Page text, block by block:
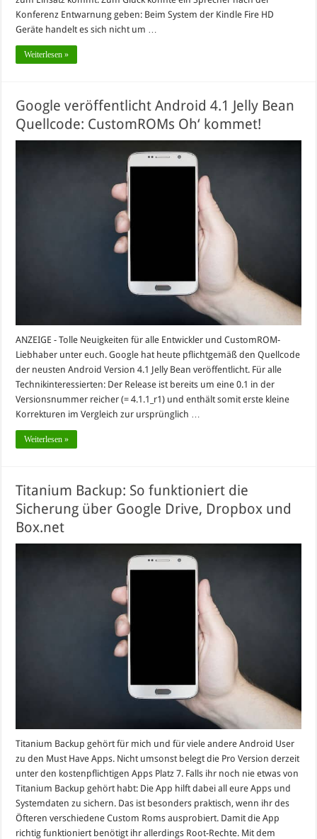
Konferenz Entwarnung geben: Beim System der Kindle Fire HD
Geräte handelt es sich nicht um …
Weiterlesen »
Google veröffentlicht Android 4.1 Jelly Bean
Quellcode: CustomROMs Oh‘ kommet!
ANZEIGE - Tolle Neuigkeiten für alle Entwickler und CustomROM-
Liebhaber unter euch. Google hat heute pflichtgemäß den Quellcode
der neusten Android Version 4.1 Jelly Bean veröffentlicht. Für alle
Technikinteressierten: Der Release ist bereits um eine 0.1 in der
Versionsnummer reicher (= 4.1.1_r1) und enthält somit erste kleine
Korrekturen im Vergleich zur ursprünglich …
Weiterlesen »
Titanium Backup: So funktioniert die
Sicherung über Google Drive, Dropbox und
Box.net
Titanium Backup gehört für mich und für viele andere Android User
zu den Must Have Apps. Nicht umsonst belegt die Pro Version derzeit
unter den kostenpflichtigen Apps Platz 7. Falls ihr noch nie etwas von
Titanium Backup gehört habt: Die App hilft dabei all eure Apps und
Systemdaten zu sichern. Das ist besonders praktisch, wenn ihr des
Öfteren verschiedene Custom Roms ausprobiert. Damit die App
richtig funktioniert benötigt ihr allerdings Root-Rechte. Mit dem